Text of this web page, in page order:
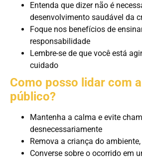
Entenda que dizer não é
desenvolvimento saudável da
Foque nos benefícios de
responsabilidade
Lembre-se de que você está
cuidado
Como posso lidar com
público?
Mantenha a calma e evite
desnecessariamente
Remova a criança do ambiente,
Converse sobre o ocorrido em